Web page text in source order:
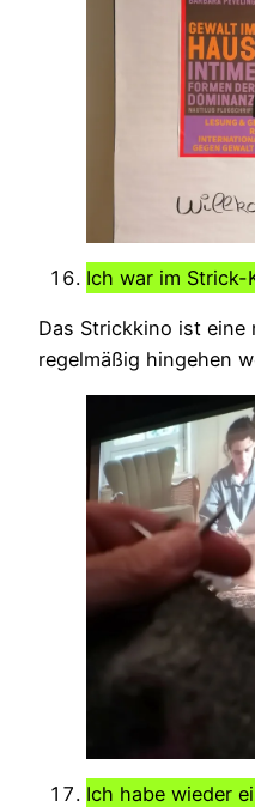
Ich war im Strick-
Das Strickkino ist eine
regelmäßig hingehen
Ich habe wieder